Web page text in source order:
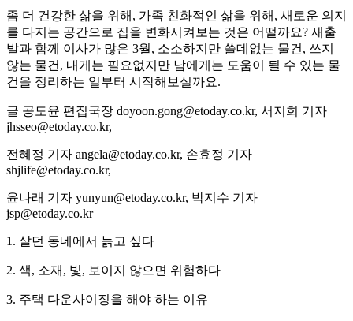
좀 더 건강한 삶을 위해, 가족 친화적인 삶을 위해, 새로운 의지
를 다지는 공간으로 집을 변화시켜보는 것은 어떨까요? 새출
발과 함께 이사가 많은 3월, 소소하지만 쓸데없는 물건, 쓰지
않는 물건, 내게는 필요없지만 남에게는 도움이 될 수 있는 물
건을 정리하는 일부터 시작해보실까요.
글 공도윤 편집국장 doyoon.gong@etoday.co.kr, 서지희 기자
jhsseo@etoday.co.kr,
전혜정 기자 angela@etoday.co.kr, 손효정 기자
shjlife@etoday.co.kr,
윤나래 기자 yunyun@etoday.co.kr, 박지수 기자
jsp@etoday.co.kr
1. 살던 동네에서 늙고 싶다
2. 색, 소재, 빛, 보이지 않으면 위험하다
3. 주택 다운사이징을 해야 하는 이유